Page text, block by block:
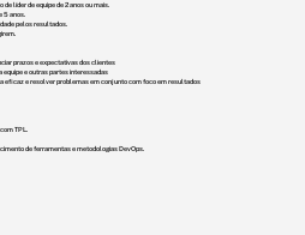
líder de equipe de 2 anos ou mais.
5 anos.
pelos resultados.
prazos e expectativas dos clientes
equipe e outras partes interessadas
eficaz e resolver problemas em conjunto com foco em resultados
TPL.
de ferramentas e metodologias DevOps.